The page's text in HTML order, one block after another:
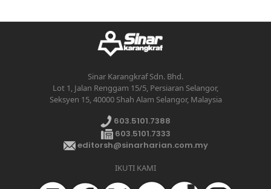
Sinar Karangkraf Sdn. Bhd.
Lot 1, Jalan Renggam 15/5, Persiaran Selangor,
Seksyen 15, 40000 Shah Alam Selangor, Malaysia
603.5101.7388
603.5101.7333
editorsh@sinarharian.com.my
IKUTI KAMI